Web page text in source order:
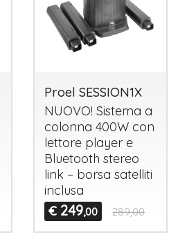
Proel SESSION1X
NUOVO! Sistema a
colonna 400W con
lettore player e
Bluetooth stereo
link – borsa satelliti
inclusa
€ 249,00 289,00